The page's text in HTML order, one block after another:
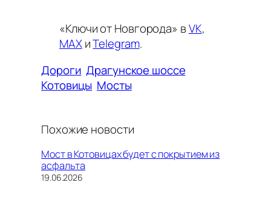
«Ключи от Новгорода» вVK,
MAXиTelegram.
Дороги Драгунское шоссе
Котовицы Мосты
Похожие новости
Мост в Котовицах будет с покрытием из
асфальта
Дата
19.06.2026